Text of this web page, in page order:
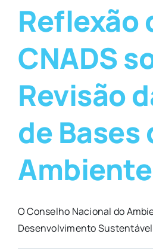
Reflexão
CNADS
Revisão
de Bases
Ambiente
O Conselho Nacional do
Desenvolvimento